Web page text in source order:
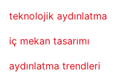
teknolojik aydınlatma
iç mekan tasarımı
aydınlatma trendleri